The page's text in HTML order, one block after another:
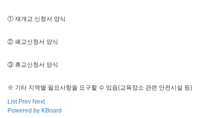
① 재개교 신청서 양식
② 폐교신청서 양식
③ 휴교신청서 양식
※ 기타 지역별 필요사항을 요구할 수 있음(교육장소 관련 안전시설 등)
List Prev Next
Powered by KBoard